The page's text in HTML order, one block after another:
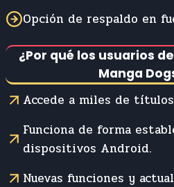
Opción de respaldo en
¿Por qué los usuarios
Manga
Accede a miles de
Funciona de forma
dispositivos Android.
Nuevas funciones y